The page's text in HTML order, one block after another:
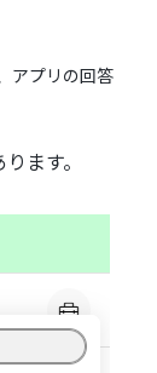
アプリの回答
ます。